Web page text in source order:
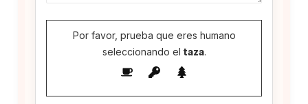
Por favor, prueba que eres humano
seleccionando el taza.